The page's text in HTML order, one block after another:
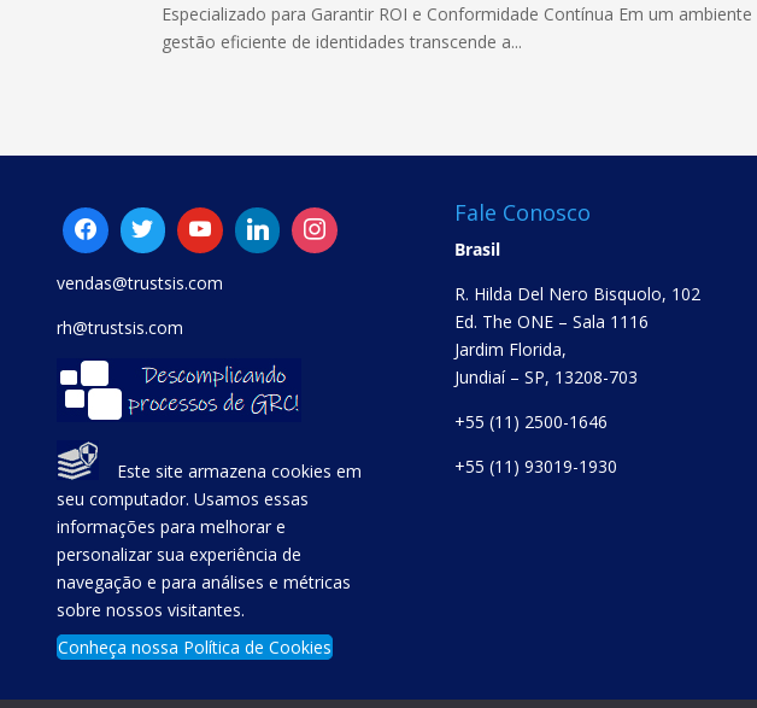
Especializado para Garantir ROI e Conformidade Contínua Em um
gestão eficiente de identidades transcende a...
vendas@trustsis.com
rh@trustsis.com
Este site armazena cookies em
seu computador. Usamos essas
informações para melhorar e
personalizar sua experiência de
navegação e para análises e métricas
sobre nossos visitantes.
Conheça nossa Política de Cookies
Fale Conosco
Brasil
R. Hilda Del Nero Bisquolo, 102
Ed. The ONE – Sala 1116
Jardim Florida,
Jundiaí – SP, 13208-703
+55 (11) 2500-1646
+55 (11) 93019-1930